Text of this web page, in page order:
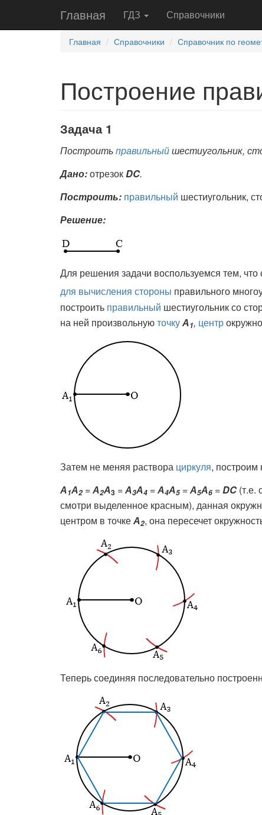
Главная ГДЗ Справочники
Главная Справочники Справочник по
Построение
Задача 1
Построитьправильныйшестиугольник,
Дано:отрезокDC.
Построить: правильный шестиугольник,
Решение:
Для решения задачи воспользуемся тем, что
для вычисления стороны правильного
построить правильный шестиугольник со
на ней произвольнуюточкуА1, центр
Затем не меняя раствора циркуля, построим
А1А2 =А2А3 =А3А4 =А4А5 =А5А6 =DC (т.е.
смотри выделенное красным), данная
центром в точкеА2, она пересечет
Теперь соединяя последовательно